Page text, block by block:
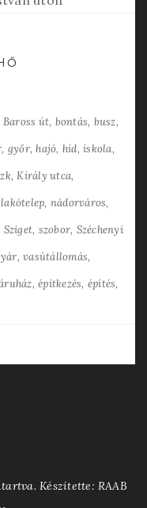
Baross út bontás busz
győr hajó híd iskola
Király utca
lakótelep nádorváros
Sziget szobor Széchenyi
vasútállomás
építkezés építés
Készítette: RAAB